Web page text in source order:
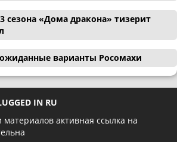
сезона «Дома дракона» тизерит
варианты Росомахи
IN RU
активная ссылка на